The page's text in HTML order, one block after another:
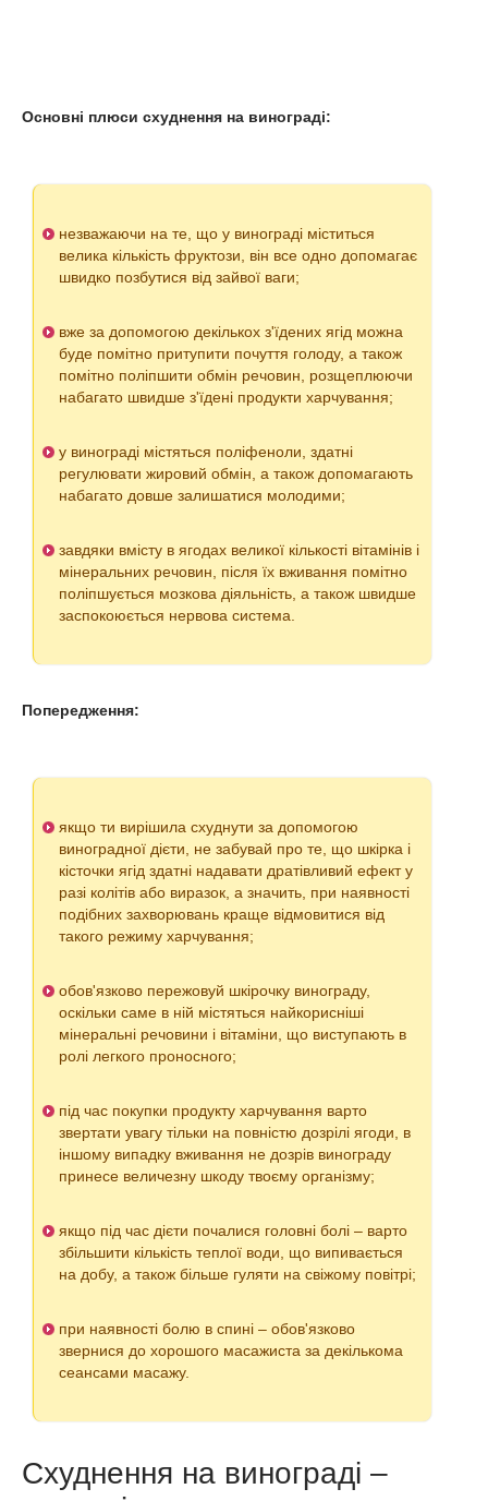
Основні плюси схуднення на винограді:
незважаючи на те, що у винограді міститься
велика кількість фруктози, він все одно допомагає
швидко позбутися від зайвої ваги;
вже за допомогою декількох з'їдених ягід можна
буде помітно притупити почуття голоду, а також
помітно поліпшити обмін речовин, розщеплюючи
набагато швидше з'їдені продукти харчування;
у винограді містяться поліфеноли, здатні
регулювати жировий обмін, а також допомагають
набагато довше залишатися молодими;
завдяки вмісту в ягодах великої кількості вітамінів і
мінеральних речовин, після їх вживання помітно
поліпшується мозкова діяльність, а також швидше
заспокоюється нервова система.
Попередження:
якщо ти вирішила схуднути за допомогою
виноградної дієти, не забувай про те, що шкірка і
кісточки ягід здатні надавати дратівливий ефект у
разі колітів або виразок, а значить, при наявності
подібних захворювань краще відмовитися від
такого режиму харчування;
обов'язково пережовуй шкірочку винограду,
оскільки саме в ній містяться найкорисніші
мінеральні речовини і вітаміни, що виступають в
ролі легкого проносного;
під час покупки продукту харчування варто
звертати увагу тільки на повністю дозрілі ягоди, в
іншому випадку вживання не дозрів винограду
принесе величезну шкоду твоєму організму;
якщо під час дієти почалися головні болі – варто
збільшити кількість теплої води, що випивається
на добу, а також більше гуляти на свіжому повітрі;
при наявності болю в спині – обов'язково
звернися до хорошого масажиста за декількома
сеансами масажу.
Схуднення на винограді –